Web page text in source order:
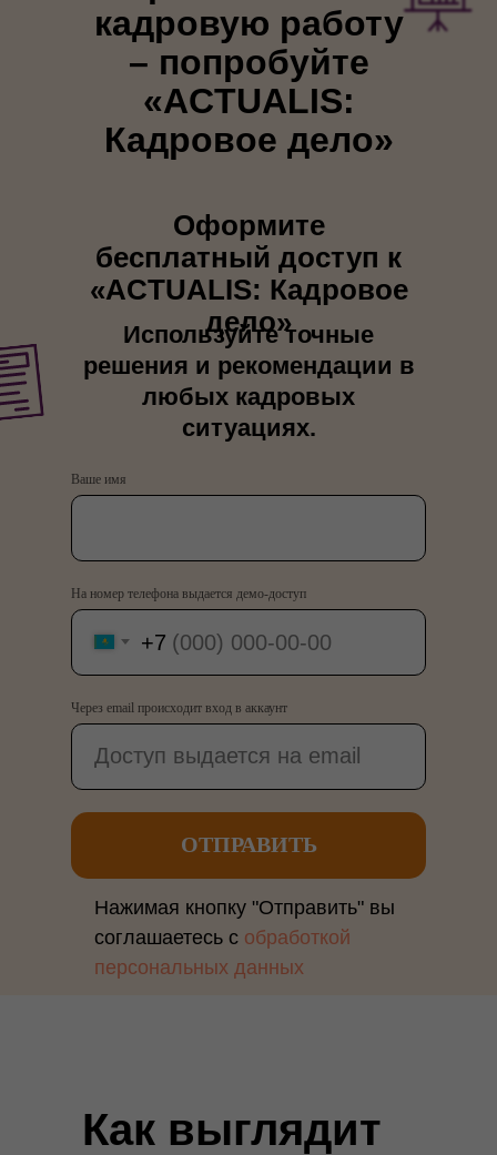
кадровую работу
– попробуйте
«ACTUALIS:
Кадровое дело»
Ваше имя
На номер телефона выдается демо-доступ
+7
Через email происходит вход в аккаунт
ОТПРАВИТЬ
Оформите
бесплатный доступ к
«ACTUALIS: Кадровое
дело»
Используйте точные
решения и рекомендации в
любых кадровых
ситуациях.
Нажимая кнопку "Отправить" вы
соглашаетесь с обработкой
персональных данных
Как выглядит